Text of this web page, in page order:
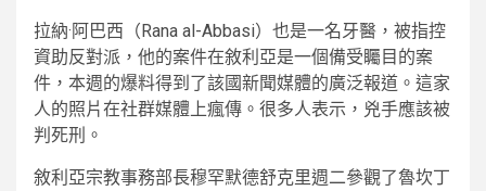
拉納·阿巴西（Rana al-Abbasi）也是一名牙醫，被指控
資助反對派，他的案件在敘利亞是一個備受矚目的案
件，本週的爆料得到了該國新聞媒體的廣泛報道。這家
人的照片在社群媒體上瘋傳。很多人表示，兇手應該被
判死刑。
敘利亞宗教事務部長穆罕默德舒克里週二參觀了魯坎丁